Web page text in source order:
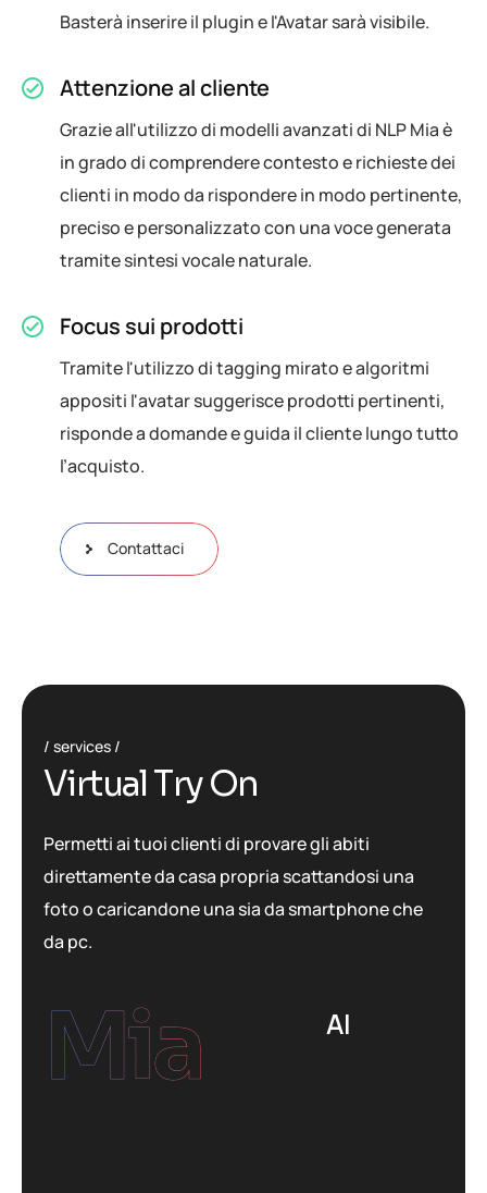
Basterà inserire il plugin e l'Avatar sarà visibile.
Attenzione al cliente
Grazie all'utilizzo di modelli avanzati di NLP Mia è
in grado di comprendere contesto e richieste dei
clienti in modo da rispondere in modo pertinente,
preciso e personalizzato con una voce generata
tramite sintesi vocale naturale.
Focus sui prodotti
Tramite l'utilizzo di tagging mirato e algoritmi
appositi l'avatar suggerisce prodotti pertinenti,
risponde a domande e guida il cliente lungo tutto
l’acquisto.
Contattaci
services
VirtualTryOn
Permetti ai tuoi clienti di provare gli abiti
direttamente da casa propria scattandosi una
foto o caricandone una sia da smartphone che
da pc.
Mia AI